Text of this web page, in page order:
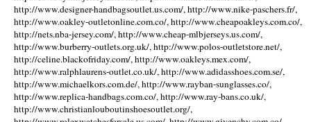
http://www.designer-handbagsoutlet.us.com/, http://www.nike-paschers.fr/,
http://www.oakley-outletonline.com.co/, http://www.cheapoakleys.com.co/,
http://nets.nba-jersey.com/, http://www.cheap-mlbjerseys.us.com/,
http://www.burberry-outlets.org.uk/, http://www.polos-outletstore.net/,
http://celine.blackofriday.com/, http://www.oakleys.mex.com/,
http://www.ralphlaurens-outlet.co.uk/, http://www.adidasshoes.com.se/,
http://www.michaelkors.com.de/, http://www.rayban-sunglasses.co/,
http://www.replica-handbags.com.co/, http://www.ray-bans.co.uk/,
http://www.christianlouboutinshoesoutlet.org/,